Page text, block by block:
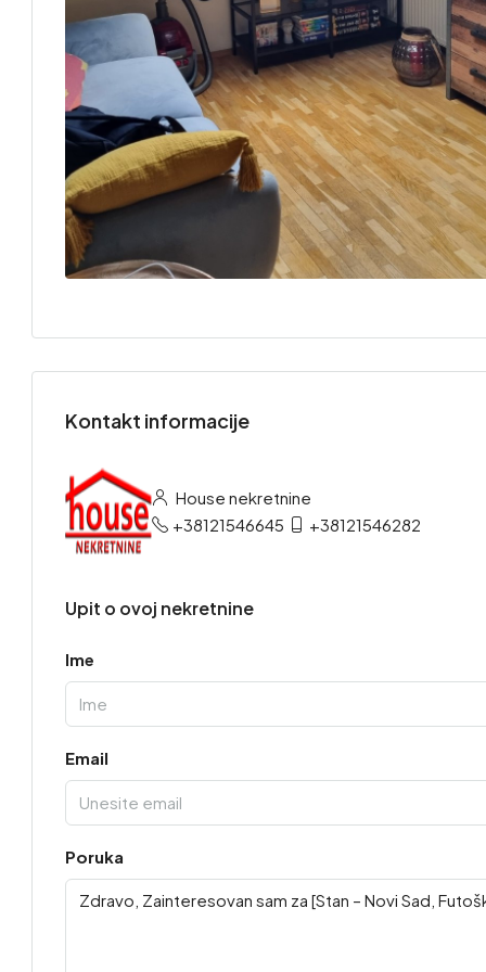
Kontakt informacije
House nekretnine
+38121546645
+38121546282
Upit o ovoj nekretnine
Ime
Email
Poruka